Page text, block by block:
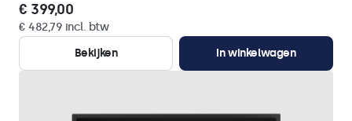
€ 399,00
€ 482,79 incl. btw
Bekijken
In winkelwagen